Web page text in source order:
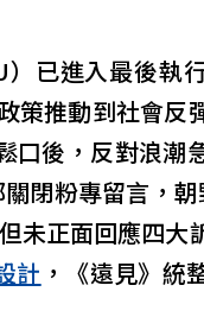
已進入最後執
策推動到社會反
口後，反對浪潮
閉粉專留言，
未正面回應四大
計 ，《遠見》統